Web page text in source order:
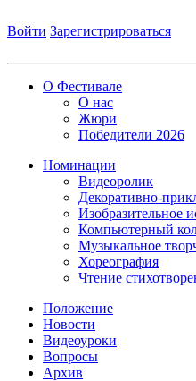
Войти Зарегистрироваться
О Фестивале
О нас
Жюри
Победители 2026
Номинации
Видеоролик
Декоративно-
Изобразительное
Компьютерный
Музыкальное
Хореография
Чтение
Положение
Новости
Видеоуроки
Вопросы
Архив